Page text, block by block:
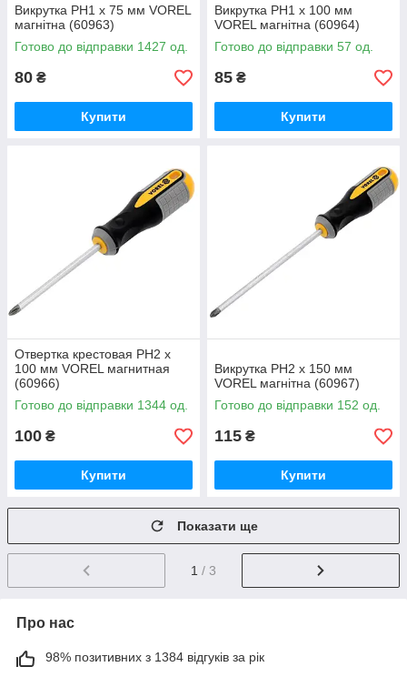
Викрутка PH1 х 75 мм VOREL
магнітна (60963)
Готово до відправки 1427 од.
80 ₴
Купити
Викрутка PH1 х 100 мм
VOREL магнітна (60964)
Готово до відправки 57 од.
85 ₴
Купити
Отвертка крестовая PH2 х
100 мм VOREL магнитная
(60966)
Готово до відправки 1344 од.
100 ₴
Купити
Викрутка PH2 х 150 мм
VOREL магнітна (60967)
Готово до відправки 152 од.
115 ₴
Купити
Показати ще
1 / 3
Про нас
98% позитивних з 1384 відгуків за рік